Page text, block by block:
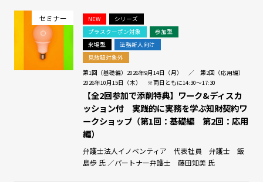
セミナー NEW
シリーズ
プラスクーポン対象
参加型
来場型
法務新人向け
見放題対象外
第1回（基礎編）2026年9月14日（月） ／ 第2回（応用編）
2026年10月15日（木） ※両日ともに14:30～17:30
【全2回参加で添削特典】ワーク&ディスカ
ッション付 実践的に実務を学ぶ知財契約ワ
ークショップ（第1回：基礎編 第2回：応用
編）
弁護士法人イノベンティア 代表社員 弁護士 飯
島歩 氏 ／パートナー弁護士 藤田知美 氏